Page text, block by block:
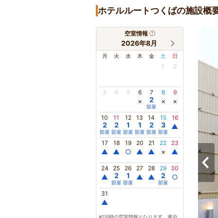
ホテルルートつくばの施設概
空室情報
2026年8月
月 火 水 木 金 土 日
1 2
3 4 5 6
×
7
2
部屋
8
×
9
×
10
2
部屋
11
2
部屋
12
1
部屋
13
1
部屋
14
2
部屋
15
3
部屋
16
▲
17
▲
18
▲
19
○
20
▲
21
▲
22
×
23
▲
24
▲
25
2
部屋
26
1
部屋
27
▲
28
▲
29
2
部屋
30
○
31
▲
※1泊時の空室情報となります。連泊